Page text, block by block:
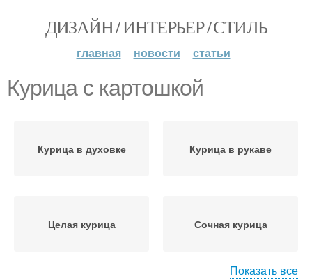
ДИЗАЙН / ИНТЕРЬЕР / СТИЛЬ
главная новости статьи
Курица с картошкой
Курица в духовке Курица в рукаве
Целая курица Сочная курица
Показать все